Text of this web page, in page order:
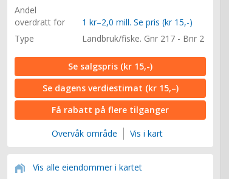
Andel
overdratt for
1 kr–2,0 mill. Se pris (kr 15,-)
Type
Landbruk/fiske. Gnr 217 - Bnr 2
Se salgspris (kr 15,-)
Se dagens verdiestimat (kr 15,–)
Få rabatt på flere tilganger
Overvåk område Vis i kart
Vis alle eiendommer i kartet